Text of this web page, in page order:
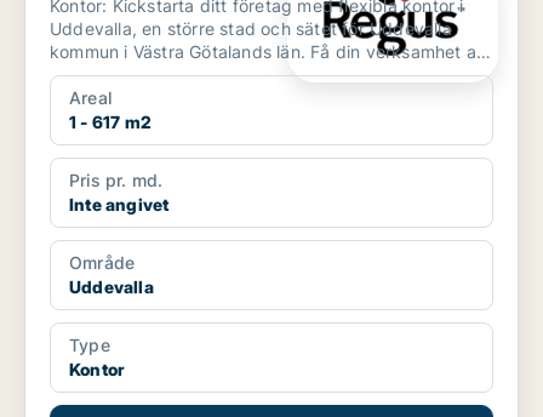
Kontor: Kickstarta ditt företag med flexibla kontor i
Uddevalla, en större stad och sätet för Uddevalla
kommun i Västra Götalands län. Få din verksamhet att
...
Areal
1 - 617 m2
Pris pr. md.
Inte angivet
Område
Uddevalla
Type
Kontor